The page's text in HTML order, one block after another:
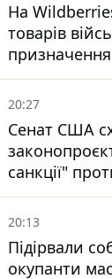
На
товарів
призначення
мільйонів,
змінили
20:27
Сенат США
санкції"
20:13
Підірвали
окупанти